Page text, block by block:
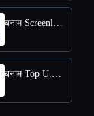
बनाम Screenloop
बनाम Top U.S. New Grads Job